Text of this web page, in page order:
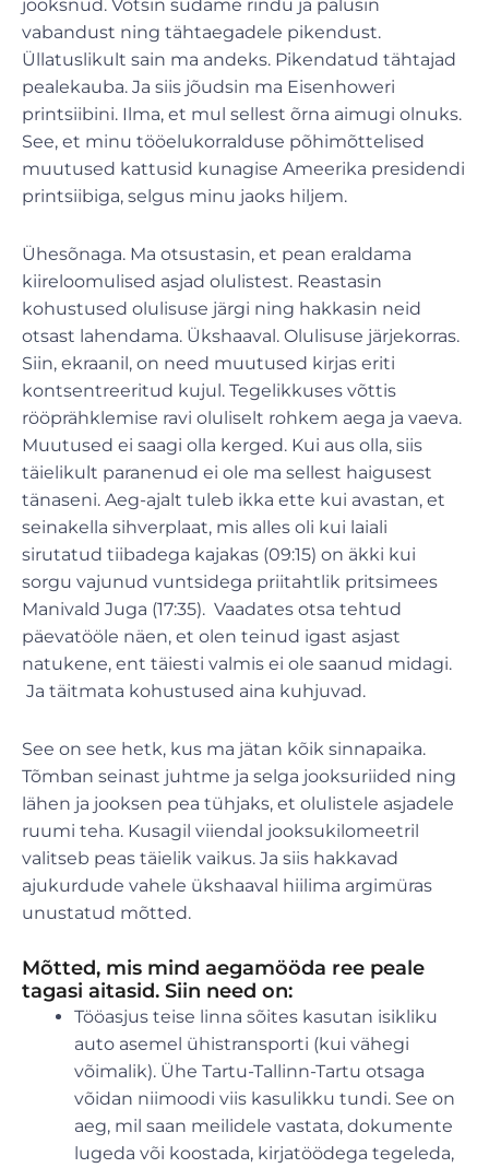
jooksnud. Võtsin südame rindu ja palusin
vabandust ning tähtaegadele pikendust.
Üllatuslikult sain ma andeks. Pikendatud tähtajad
pealekauba. Ja siis jõudsin ma Eisenhoweri
printsiibini. Ilma, et mul sellest õrna aimugi olnuks.
See, et minu tööelukorralduse põhimõttelised
muutused kattusid kunagise Ameerika presidendi
printsiibiga, selgus minu jaoks hiljem.
Ühesõnaga. Ma otsustasin, et pean eraldama
kiireloomulised asjad olulistest. Reastasin
kohustused olulisuse järgi ning hakkasin neid
otsast lahendama. Ükshaaval. Olulisuse järjekorras.
Siin, ekraanil, on need muutused kirjas eriti
kontsentreeritud kujul. Tegelikkuses võttis
rööprähklemise ravi oluliselt rohkem aega ja vaeva.
Muutused ei saagi olla kerged. Kui aus olla, siis
täielikult paranenud ei ole ma sellest haigusest
tänaseni. Aeg-ajalt tuleb ikka ette kui avastan, et
seinakella sihverplaat, mis alles oli kui laiali
sirutatud tiibadega kajakas (09:15) on äkki kui
sorgu vajunud vuntsidega priitahtlik pritsimees
Manivald Juga (17:35). Vaadates otsa tehtud
päevatööle näen, et olen teinud igast asjast
natukene, ent täiesti valmis ei ole saanud midagi.
Ja täitmata kohustused aina kuhjuvad.
See on see hetk, kus ma jätan kõik sinnapaika.
Tõmban seinast juhtme ja selga jooksuriided ning
lähen ja jooksen pea tühjaks, et olulistele asjadele
ruumi teha. Kusagil viiendal jooksukilomeetril
valitseb peas täielik vaikus. Ja siis hakkavad
ajukurdude vahele ükshaaval hiilima argimüras
unustatud mõtted.
Mõtted, mis mind aegamööda ree peale
tagasi aitasid. Siin need on:
Tööasjus teise linna sõites kasutan isikliku
auto asemel ühistransporti (kui vähegi
võimalik). Ühe Tartu-Tallinn-Tartu otsaga
võidan niimoodi viis kasulikku tundi. See on
aeg, mil saan meilidele vastata, dokumente
lugeda või koostada, kirjatöödega tegeleda,